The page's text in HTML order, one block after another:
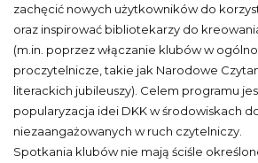
zachęcić nowych użytkowników do
oraz inspirować bibliotekarzy do
(m.in. poprzez włączanie klubów w
proczytelnicze, takie jak Narodowe
literackich jubileuszy). Celem programu
popularyzacja idei DKK w środowiskach
niezaangażowanych w ruch czytelniczy.
Spotkania klubów nie mają ściśle